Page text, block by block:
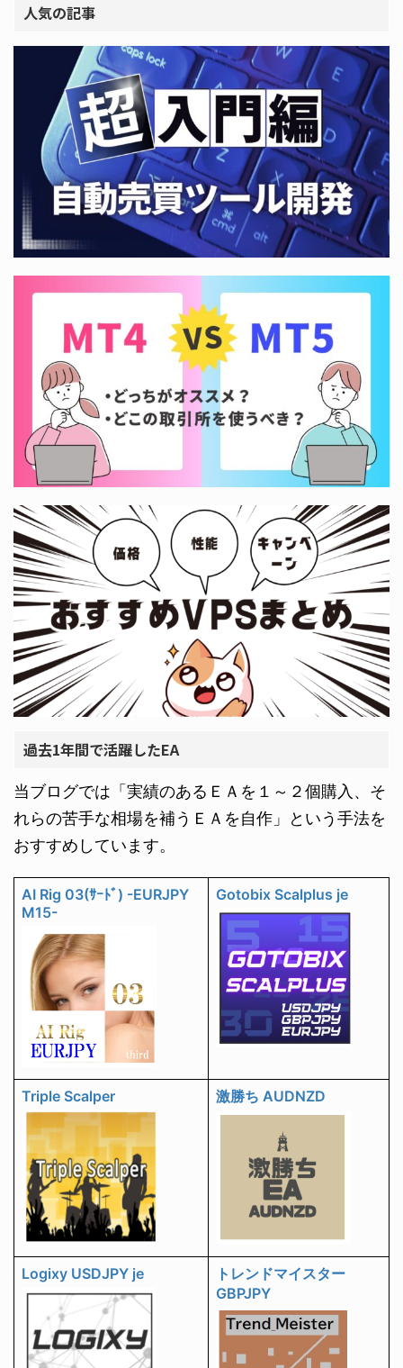
人気の記事
過去1年間で活躍したEA
当ブログでは「実績のあるＥＡを１～２個購入、そ
れらの苦手な相場を補うＥＡを自作」という手法を
おすすめしています。
AI Rig 03(ｻｰﾄﾞ) -EURJPY
M15-
Gotobix Scalplus je
Triple Scalper 激勝ち AUDNZD
Logixy USDJPY je
トレンドマイスター
GBPJPY